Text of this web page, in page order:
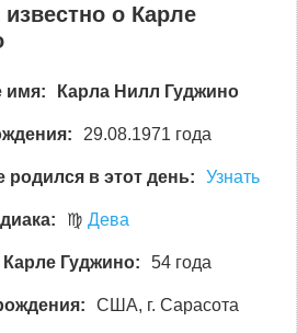
о Карле
имя: Карла Нилл Гуджино
29.08.1971 года
родился в этот день: Узнать
♍ Дева
Гуджино: 54 года
США, г. Сарасота